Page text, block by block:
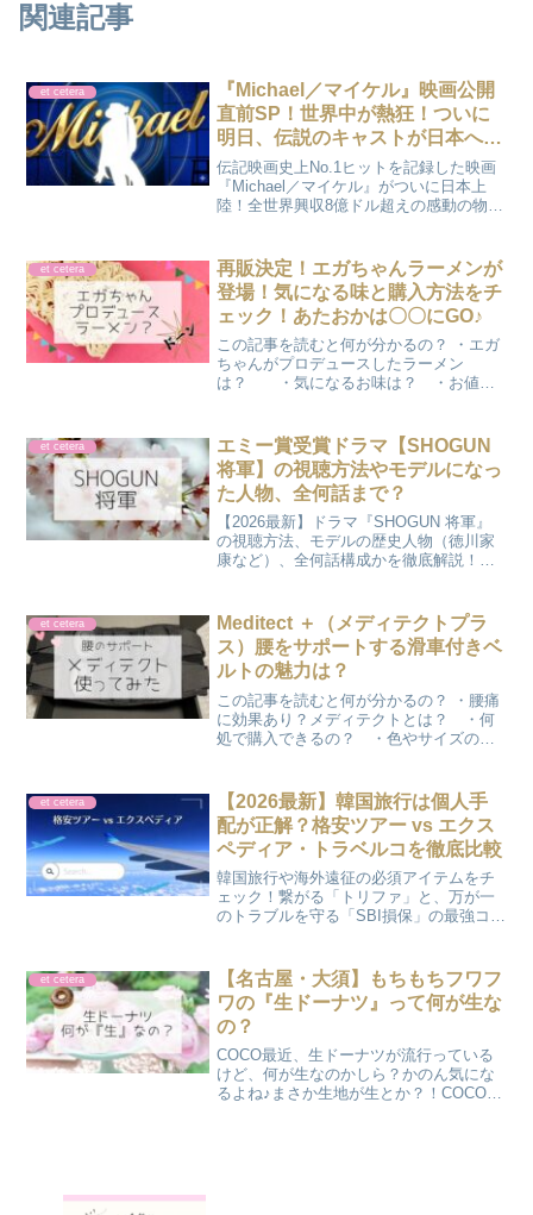
関連記事
et cetera
『Michael／マイケル』映画公開
直前SP！世界中が熱狂！ついに
明日、伝説のキャストが日本へや
ってくる！
伝記映画史上No.1ヒットを記録した映画
『Michael／マイケル』がついに日本上
陸！全世界興収8億ドル超えの感動の物語
見の見どころをまとめて紹介します。
et cetera
再販決定！エガちゃんラーメンが
登場！気になる味と購入方法をチ
ェック！あたおかは〇〇にGO♪
この記事を読むと何が分かるの？ ・エガ
ちゃんがプロデュースしたラーメン
は？ ・気になるお味は？ ・お値段
ん）がプロデュースしたラーメンが発売
されるって本当なの？C...
et cetera
エミー賞受賞ドラマ【SHOGUN
将軍】の視聴方法やモデルになっ
た人物、全何話まで？
【2026最新】ドラマ『SHOGUN 将軍』
の視聴方法、モデルの歴史人物（徳川家
康など）、全何話構成かを徹底解説！エ
バッチリです。
et cetera
Meditect ＋（メディテクトプラ
ス）腰をサポートする滑車付きベ
ルトの魅力は？
この記事を読むと何が分かるの？ ・腰痛
に効果あり？メディテクトとは？ ・何
処で購入できるの？ ・色やサイズのバ
る…『Meditect ＋（メディテクトプラ
ス）』腰をサポー...
et cetera
【2026最新】韓国旅行は個人手
配が正解？格安ツアー vs エクス
ペディア・トラベルコを徹底比較
韓国旅行や海外遠征の必須アイテムをチ
ェック！繋がる「トリファ」と、万が一
のトラブルを守る「SBI損保」の最強コン
心・快適なネット環境」と「備え」の作
り方はこちら。
et cetera
【名古屋・大須】もちもちフワフ
ワの『生ドーナツ』って何が生な
の？
COCO最近、生ドーナツが流行っている
けど、何が生なのかしら？かのん気にな
るよね♪まさか生地が生とか？！COCOさ